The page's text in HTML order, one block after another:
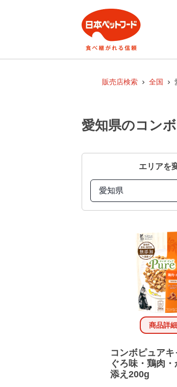
販売店検索 全国
愛知県のコン
エリアを
愛知県
商品詳細
コンボピュアキ
ぐろ味・鶏肉
添え200g